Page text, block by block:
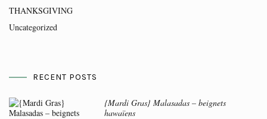
THANKSGIVING
Uncategorized
RECENT POSTS
{Mardi Gras} Malasadas – beignets
hawaïens